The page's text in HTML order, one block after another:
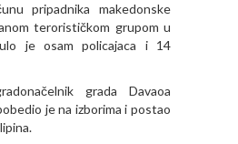
pripadnika makedonske
terorističkom grupom u
je osam policajaca i 14
grada Davaoa
je na izborima i postao